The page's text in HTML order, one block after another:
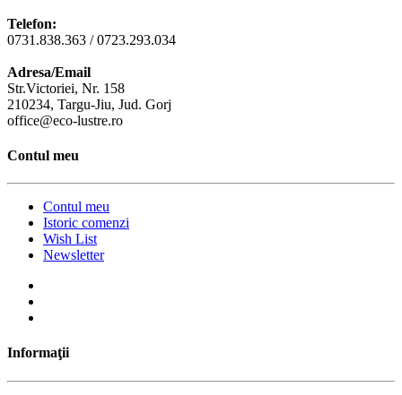
Telefon:
0731.838.363 / 0723.293.034
Adresa/Email
Str.Victoriei, Nr. 158
210234, Targu-Jiu, Jud. Gorj
office@eco-lustre.ro
Contul meu
Contul meu
Istoric comenzi
Wish List
Newsletter
Informaţii